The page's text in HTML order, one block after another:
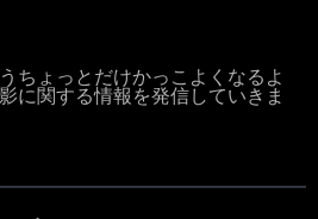
ちょっとだけかっこよくなるよ
に関する情報を発信していきま